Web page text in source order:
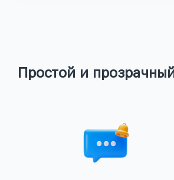
Простой и